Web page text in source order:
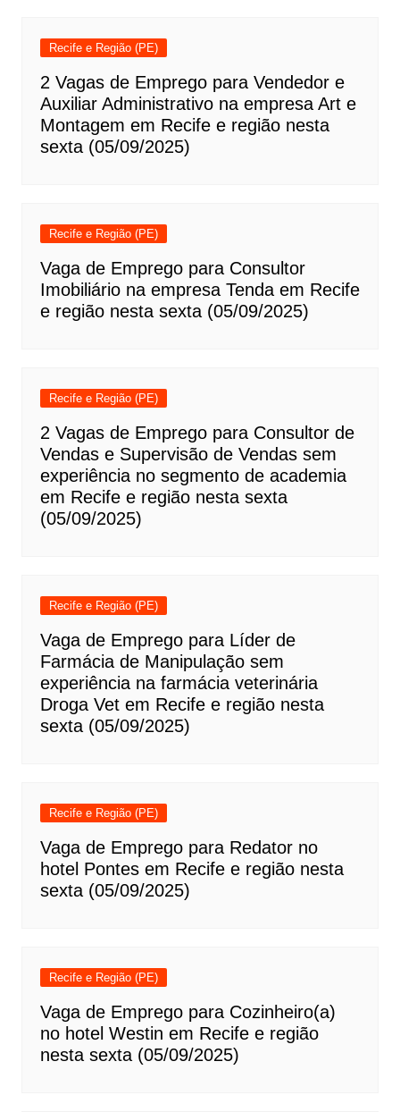
Recife e Região (PE)
2 Vagas de Emprego para Vendedor e
Auxiliar Administrativo na empresa Art e
Montagem em Recife e região nesta
sexta (05/09/2025)
Recife e Região (PE)
Vaga de Emprego para Consultor
Imobiliário na empresa Tenda em Recife
e região nesta sexta (05/09/2025)
Recife e Região (PE)
2 Vagas de Emprego para Consultor de
Vendas e Supervisão de Vendas sem
experiência no segmento de academia
em Recife e região nesta sexta
(05/09/2025)
Recife e Região (PE)
Vaga de Emprego para Líder de
Farmácia de Manipulação sem
experiência na farmácia veterinária
Droga Vet em Recife e região nesta
sexta (05/09/2025)
Recife e Região (PE)
Vaga de Emprego para Redator no
hotel Pontes em Recife e região nesta
sexta (05/09/2025)
Recife e Região (PE)
Vaga de Emprego para Cozinheiro(a)
no hotel Westin em Recife e região
nesta sexta (05/09/2025)